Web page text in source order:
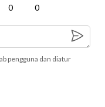
0 0
pengguna dan diatur